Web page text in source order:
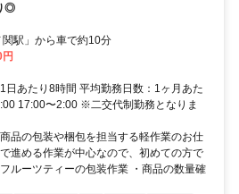
◎
駅」から車で約10分
日あたり8時間 平均勤務日数：1ヶ月あた
17:00〜2:00 ※二交代制勤務となりま
品の包装や梱包を担当する軽作業のお仕
進める作業が中心なので、初めての方で
ルーツティーの包装作業 ・商品の数量確